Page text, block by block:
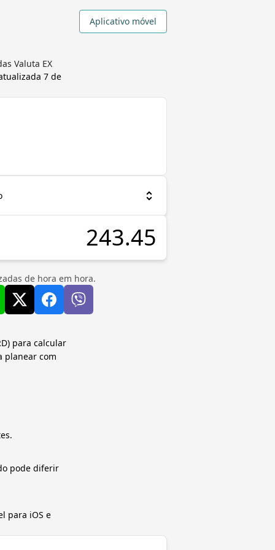
Aplicativo móvel
Valuta EX
7 de
de hora em hora.
para calcular
planear com
pode diferir
para iOS e